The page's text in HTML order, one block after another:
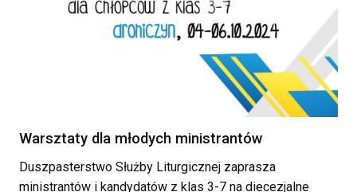
Warsztaty dla młodych ministrantów
Duszpasterstwo Służby Liturgicznej zaprasza
ministrantów i kandydatów z klas 3-7 na diecezjalne